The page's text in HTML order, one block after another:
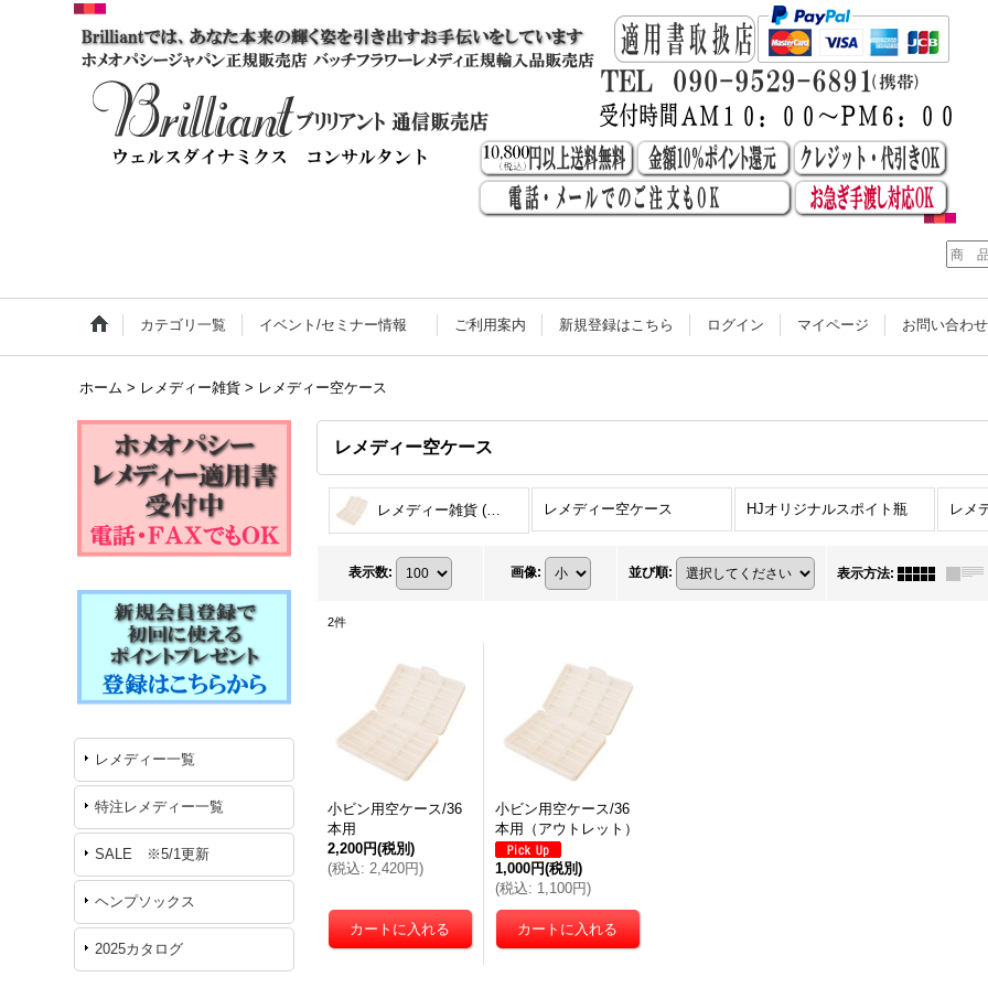
カテゴリ一覧 イベント/セミナー情報 ご利用案内 新規登録はこちら ログイン マイページ お問い合わせ
ホーム > レメディー雑貨 > レメディー空ケース
レメディー一覧
特注レメディー一覧
SALE ※5/1更新
ヘンプソックス
2025カタログ
レメディー空ケース
レメディー雑貨 (全商品) レメディー空ケース HJオリジナルスポイト瓶 レメ
表示数: 画像: 並び順: 表示方法:
2件
小ビン用空ケース/36
本用
2,200円(税別)
(税込: 2,420円)
小ビン用空ケース/36
本用（アウトレット）
1,000円(税別)
(税込: 1,100円)